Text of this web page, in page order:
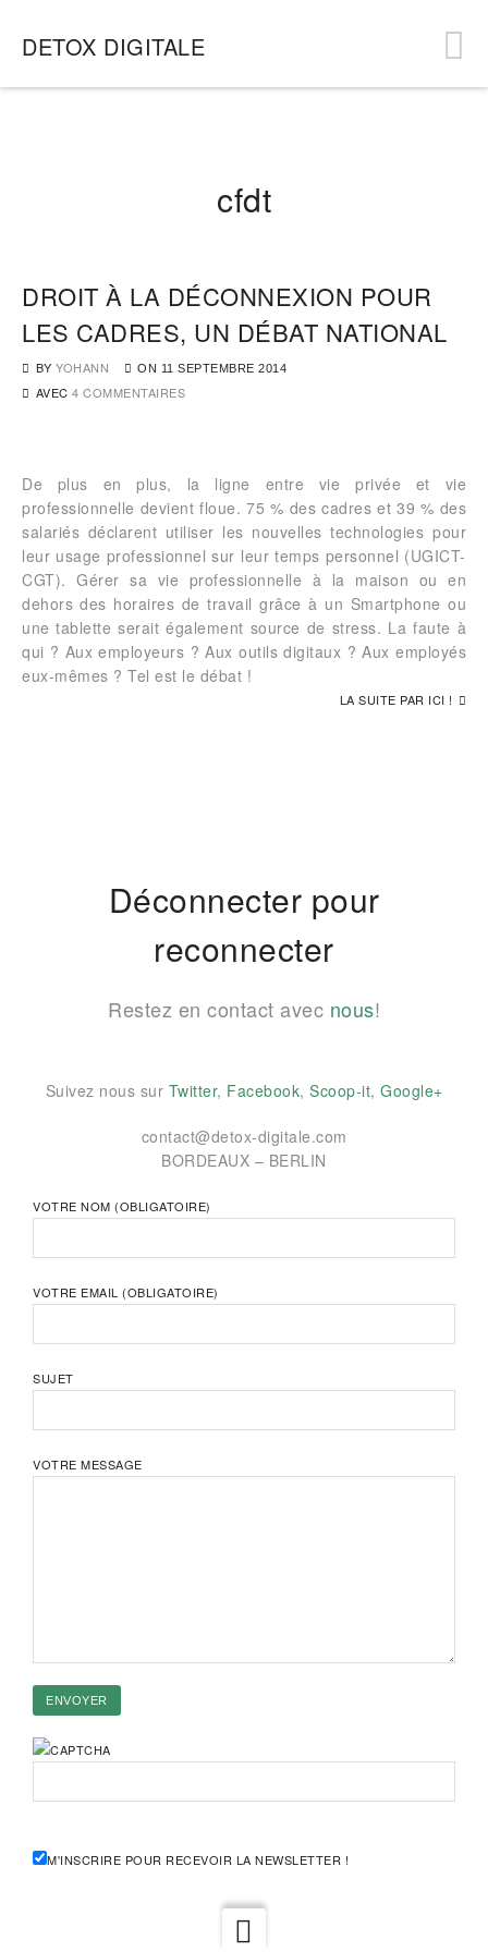
DETOX DIGITALE
cfdt
DROIT À LA DÉCONNEXION POUR
LES CADRES, UN DÉBAT NATIONAL
BY YOHANN ON 11 SEPTEMBRE 2014
AVEC 4 COMMENTAIRES
De plus en plus, la ligne entre vie privée et vie
professionnelle devient floue. 75 % des cadres et 39 % des
salariés déclarent utiliser les nouvelles technologies pour
leur usage professionnel sur leur temps personnel (UGICT-
CGT). Gérer sa vie professionnelle à la maison ou en
dehors des horaires de travail grâce à un Smartphone ou
une tablette serait également source de stress. La faute à
qui ? Aux employeurs ? Aux outils digitaux ? Aux employés
eux-mêmes ? Tel est le débat !
LA SUITE PAR ICI !
Déconnecter pour
reconnecter
Restez en contact avec nous!
Suivez nous sur Twitter, Facebook, Scoop-it, Google+
contact@detox-digitale.com
BORDEAUX – BERLIN
VOTRE NOM (OBLIGATOIRE)
VOTRE EMAIL (OBLIGATOIRE)
SUJET
VOTRE MESSAGE
M'INSCRIRE POUR RECEVOIR LA NEWSLETTER !